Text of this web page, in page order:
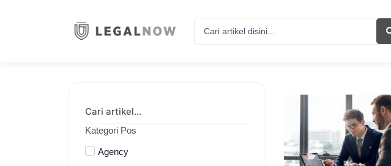
Kategori Pos
Agency